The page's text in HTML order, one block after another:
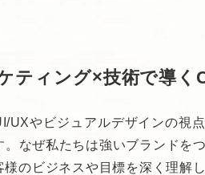
ティング×技術で導く
UXやビジュアルデザインの視
なぜ私たちは強いブランドを
様のビジネスや目標を深く理解